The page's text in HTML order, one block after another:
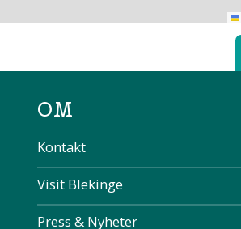
OM
Kontakt
Visit Blekinge
Press & Nyheter